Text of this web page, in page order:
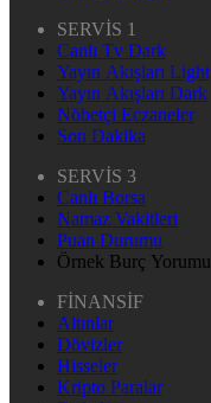
SERVİS 1
Canlı Tv Dark
Yayın Akışları Light
Yayın Akışları Dark
Nöbetçi Eczaneler
Son Dakika
SERVİS 3
Canlı Borsa
Namaz Vakitleri
Puan Durumu
Örnek Burç Yorumu
FİNANSİF
Altınlar
Dövizler
Hisseler
Kripto Paralar